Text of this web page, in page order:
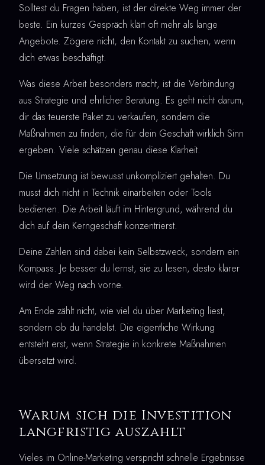
Solltest du Fragen haben, ist der direkte Weg immer der
beste. Ein kurzes Gespräch klärt oft mehr als lange
Angebote. Zögere nicht, den Kontakt zu suchen, wenn
dich etwas beschäftigt.
Was diese Arbeit besonders macht, ist die Verbindung
aus Strategie und ehrlicher Beratung. Es geht nicht darum,
dir das teuerste Paket zu verkaufen, sondern die
Maßnahmen zu finden, die für dein Geschäft wirklich Sinn
ergeben. Viele schätzen genau diese Klarheit.
Die Umsetzung ist bewusst unkompliziert gehalten. Du
musst dich nicht in Technik einarbeiten oder Tools
bedienen. Die Arbeit läuft im Hintergrund, während du
dich auf dein Kerngeschäft konzentrierst.
Deine Zahlen sind dabei kein Selbstzweck, sondern ein
Kompass. Je besser du lernst, sie zu lesen, desto klarer
wird der Weg nach vorne.
Am Ende zählt nicht, wie viel du über Marketing liest,
sondern ob du handelst. Die eigentliche Wirkung
entsteht erst, wenn Strategie in konkrete Maßnahmen
übersetzt wird.
Warum sich die Investition
langfristig auszahlt
Vieles im Online-Marketing verspricht schnelle Ergebnisse